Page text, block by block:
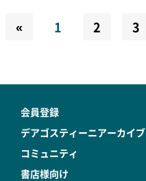
« 1 2 3
会員登録
デアゴスティーニアーカイブ
コミュニティ
書店様向け